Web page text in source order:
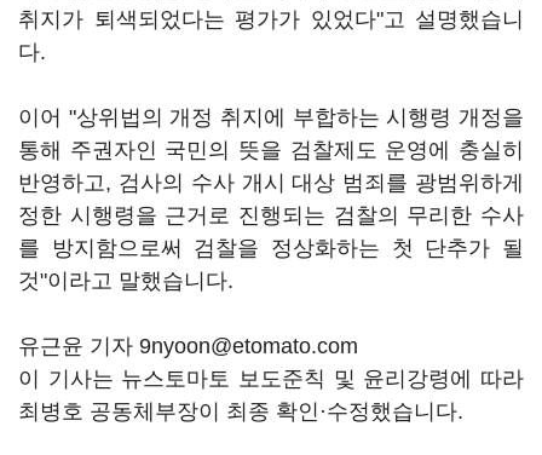
취지가 퇴색되었다는 평가가 있었다"고 설명했습니
다.
이어 "상위법의 개정 취지에 부합하는 시행령 개정을
통해 주권자인 국민의 뜻을 검찰제도 운영에 충실히
반영하고, 검사의 수사 개시 대상 범죄를 광범위하게
정한 시행령을 근거로 진행되는 검찰의 무리한 수사
를 방지함으로써 검찰을 정상화하는 첫 단추가 될
것"이라고 말했습니다.
유근윤 기자 9nyoon@etomato.com
이 기사는 뉴스토마토 보도준칙 및 윤리강령에 따라
최병호 공동체부장이 최종 확인·수정했습니다.